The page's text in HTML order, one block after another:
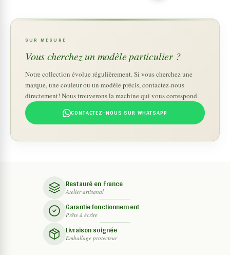
SUR MESURE
Vous cherchez un modèle particulier ?
Notre collection évolue régulièrement. Si vous cherchez une
marque, une couleur ou un modèle précis, contactez-nous
directement! Nous trouverons la machine qui vous correspond.
CONTACTEZ-NOUS SUR WHATSAPP
Restauré en France
Atelier artisanal
Garantie fonctionnement
Prête à écrire
Livraison soignée
Emballage protecteur